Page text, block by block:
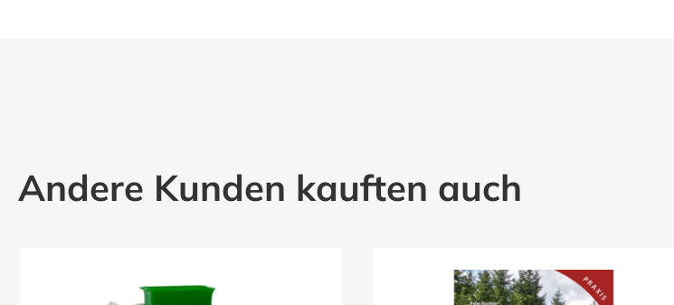
Andere Kunden kauften auch